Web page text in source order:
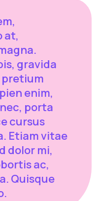
at,
gravida
enim,
porta
cursus
Etiam vitae
dolor mi,
ac,
Quisque